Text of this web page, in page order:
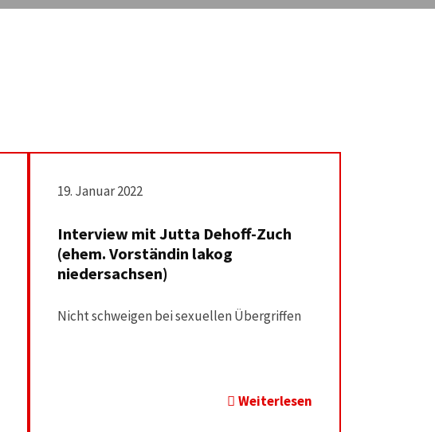
19. Januar 2022
Interview mit Jutta Dehoff-Zuch
(ehem. Vorständin lakog
niedersachsen)
Nicht schweigen bei sexuellen Übergriffen
Weiterlesen